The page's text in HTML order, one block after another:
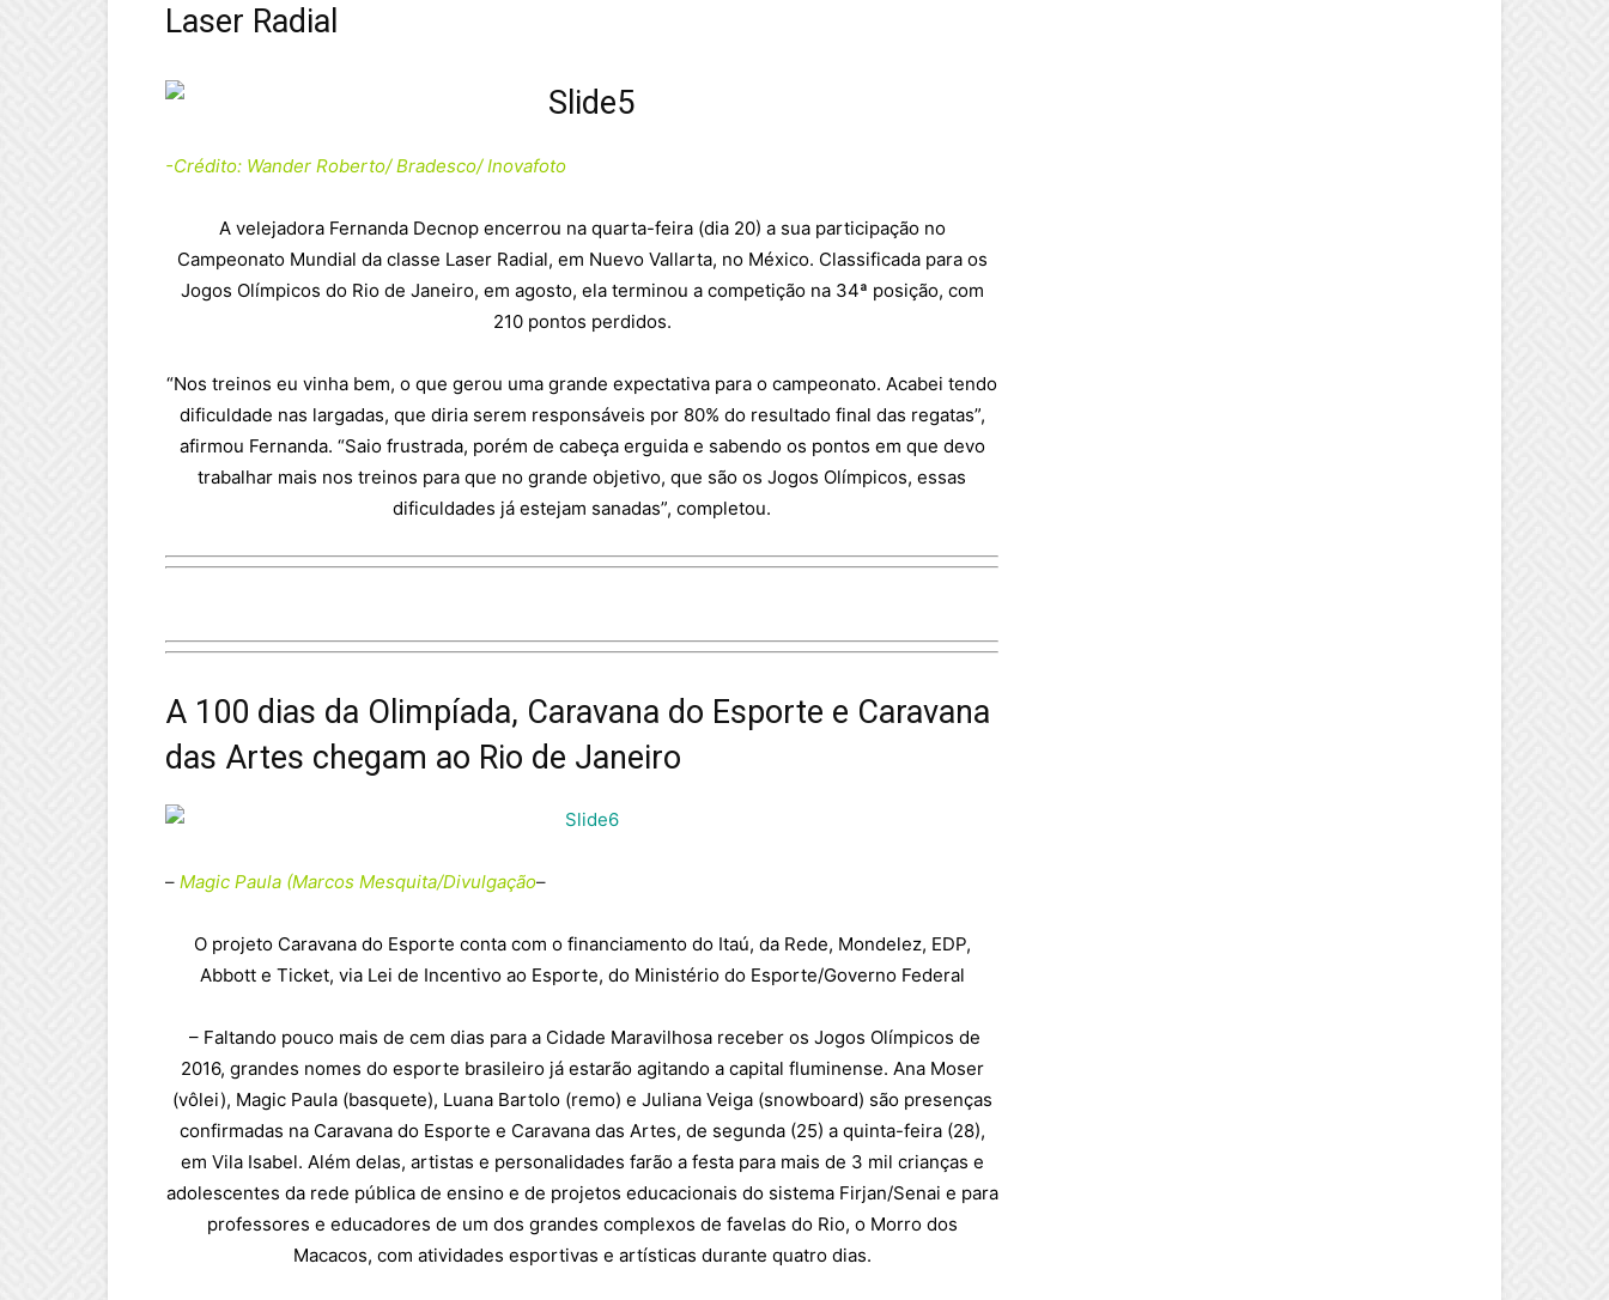
Laser Radial
-Crédito: Wander Roberto/ Bradesco/ Inovafoto
A velejadora Fernanda Decnop encerrou na quarta-feira (dia 20) a sua participação no
Campeonato Mundial da classe Laser Radial, em Nuevo Vallarta, no México. Classificada para os
Jogos Olímpicos do Rio de Janeiro, em agosto, ela terminou a competição na 34ª posição, com
210 pontos perdidos.
“Nos treinos eu vinha bem, o que gerou uma grande expectativa para o campeonato. Acabei tendo
dificuldade nas largadas, que diria serem responsáveis por 80% do resultado final das regatas”,
afirmou Fernanda. “Saio frustrada, porém de cabeça erguida e sabendo os pontos em que devo
trabalhar mais nos treinos para que no grande objetivo, que são os Jogos Olímpicos, essas
dificuldades já estejam sanadas”, completou.
A 100 dias da Olimpíada, Caravana do Esporte e Caravana
das Artes chegam ao Rio de Janeiro
– Magic Paula (Marcos Mesquita/Divulgação–
O projeto Caravana do Esporte conta com o financiamento do Itaú, da Rede, Mondelez, EDP,
Abbott e Ticket, via Lei de Incentivo ao Esporte, do Ministério do Esporte/Governo Federal
– Faltando pouco mais de cem dias para a Cidade Maravilhosa receber os Jogos Olímpicos de
2016, grandes nomes do esporte brasileiro já estarão agitando a capital fluminense. Ana Moser
(vôlei), Magic Paula (basquete), Luana Bartolo (remo) e Juliana Veiga (snowboard) são presenças
confirmadas na Caravana do Esporte e Caravana das Artes, de segunda (25) a quinta-feira (28),
em Vila Isabel. Além delas, artistas e personalidades farão a festa para mais de 3 mil crianças e
adolescentes da rede pública de ensino e de projetos educacionais do sistema Firjan/Senai e para
professores e educadores de um dos grandes complexos de favelas do Rio, o Morro dos
Macacos, com atividades esportivas e artísticas durante quatro dias.